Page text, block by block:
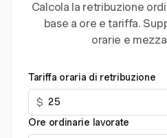
Calcola la retribuzione
base a ore e tariffa.
orarie e
Tariffa oraria di retribuzione
$
Ore ordinarie lavorate